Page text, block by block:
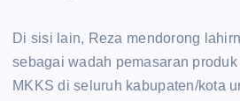
‎Di sisi lain, Reza mendorong
sebagai wadah pemasaran
MKKS di seluruh kabupaten/kota